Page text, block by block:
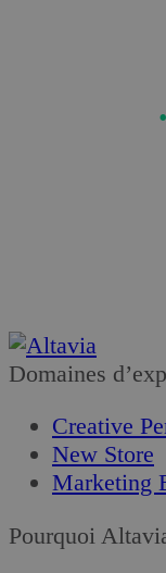
Domaines
Creative
New Store
Marketing
Pourquoi